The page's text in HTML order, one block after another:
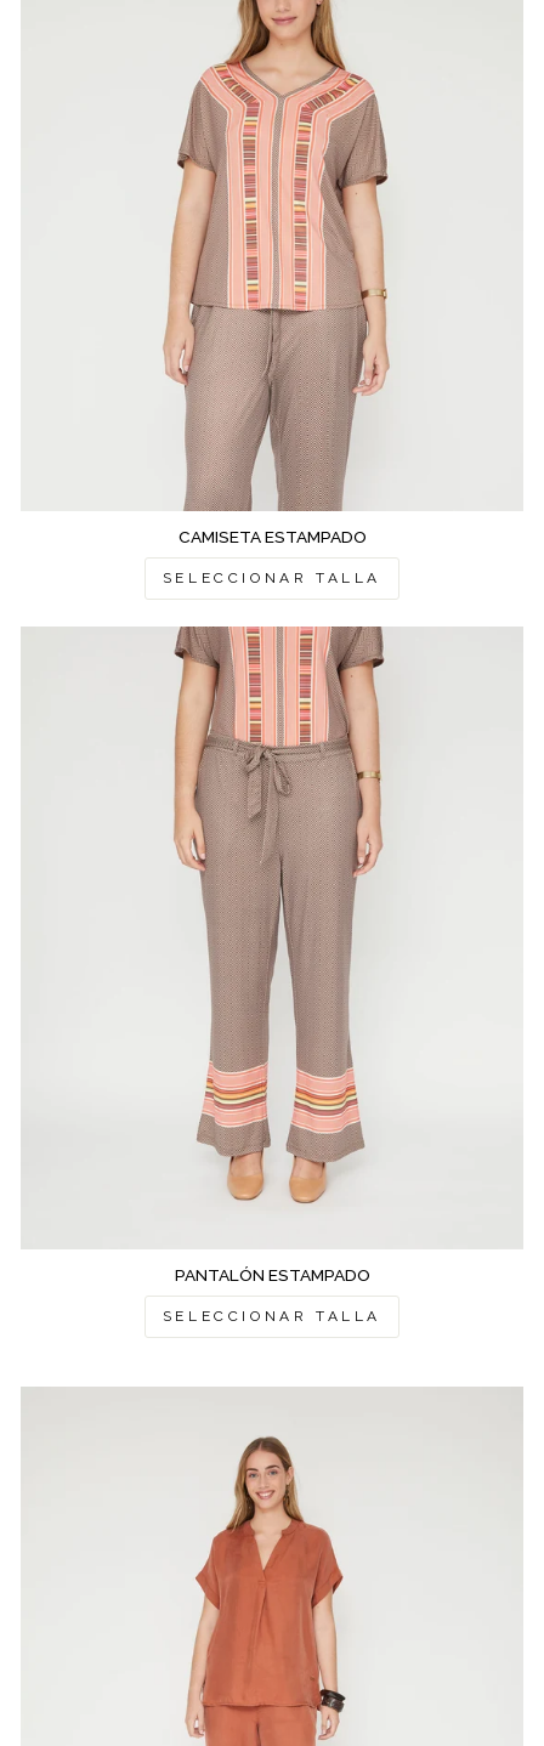
CAMISETA ESTAMPADO
SELECCIONAR TALLA
PANTALÓN ESTAMPADO
SELECCIONAR TALLA